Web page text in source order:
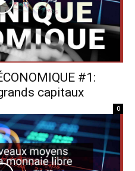
#1:
capitaux
0